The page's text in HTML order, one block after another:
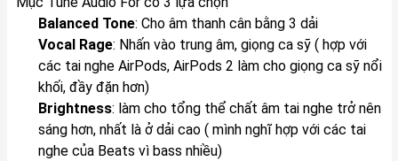
Balanced Tone: Cho âm thanh cân bằng 3 dải
Vocal Rage: Nhấn vào trung âm, giọng ca sỹ ( hợp với
các tai nghe AirPods, AirPods 2 làm cho giọng ca sỹ nổi
khối, đầy đặn hơn)
Brightness: làm cho tổng thể chất âm tai nghe trở nên
sáng hơn, nhất là ở dải cao ( mình nghĩ hợp với các tai
nghe của Beats vì bass nhiều)